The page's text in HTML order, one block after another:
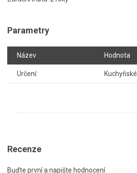
Parametry
Název Hodnota
Určení: Kuchyňské
Recenze
Buďte první a napište hodnocení